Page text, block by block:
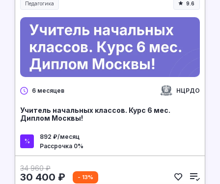
Педагогика
Образование и педагогика
9.6
6 месяцев НЦРДО
Учитель начальных классов. Курс 6 мес.
Диплом Москвы!
892 ₽/месяц
Рассрочка 0%
34 960 ₽
30 400 ₽ - 13%